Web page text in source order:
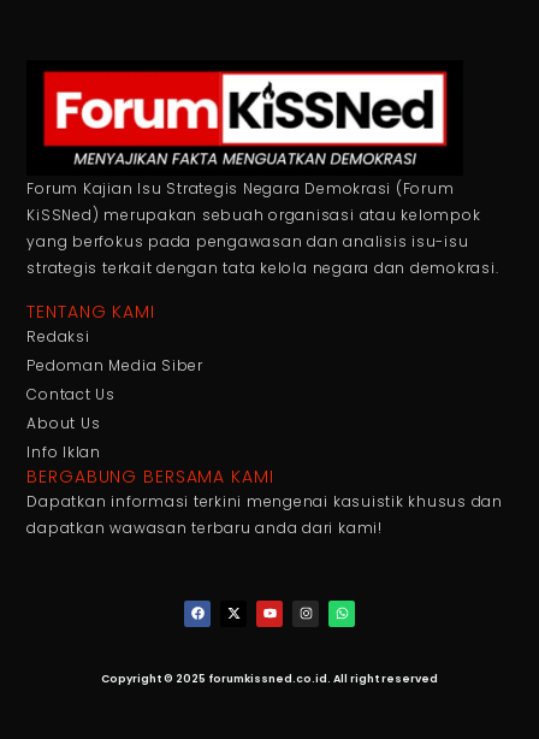
Forum Kajian Isu Strategis Negara Demokrasi (Forum
KiSSNed) merupakan sebuah organisasi atau kelompok
yang berfokus pada pengawasan dan analisis isu-isu
strategis terkait dengan tata kelola negara dan demokrasi.
TENTANG KAMI
Redaksi
Pedoman Media Siber
Contact Us
About Us
Info Iklan
BERGABUNG BERSAMA KAMI
Dapatkan informasi terkini mengenai kasuistik khusus dan
dapatkan wawasan terbaru anda dari kami!
Copyright © 2025 forumkissned.co.id. All right reserved